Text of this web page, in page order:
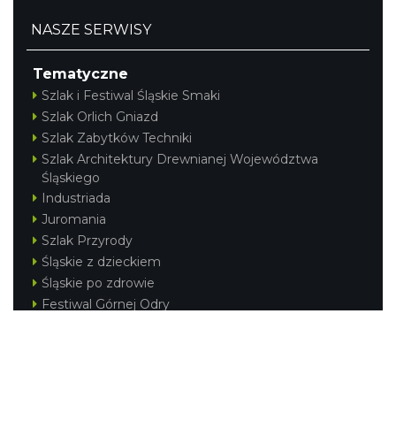
NASZE SERWISY
Tematyczne
Szlak i Festiwal Śląskie Smaki
Szlak Orlich Gniazd
Szlak Zabytków Techniki
Szlak Architektury Drewnianej Województwa
Śląskiego
Industriada
Juromania
Szlak Przyrody
Śląskie z dzieckiem
Śląskie po zdrowie
Festiwal Górnej Odry